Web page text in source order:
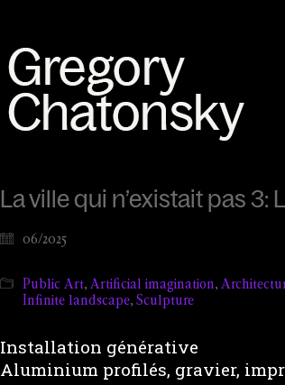
La ville qui n’existait pas 3:
06/2025
Public Art, Artificial imagination,
Infinite landscape, Sculpture
Installation générative
Aluminium profilés, gravier,